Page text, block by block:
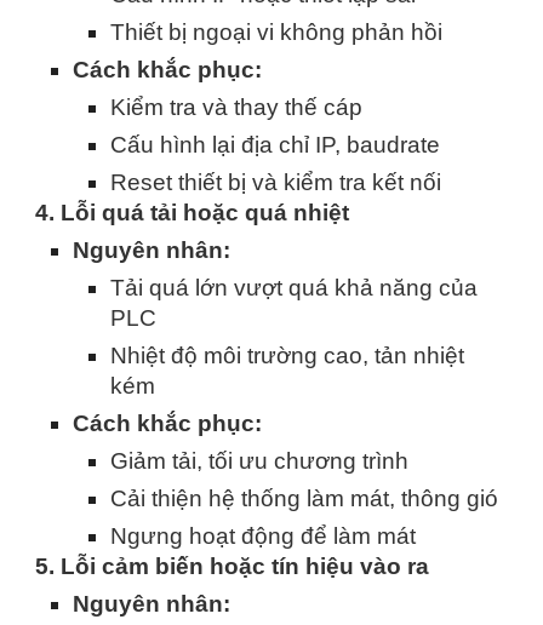
Thiết bị ngoại vi không phản hồi
Cách khắc phục:
Kiểm tra và thay thế cáp
Cấu hình lại địa chỉ IP, baudrate
Reset thiết bị và kiểm tra kết nối
4. Lỗi quá tải hoặc quá nhiệt
Nguyên nhân:
Tải quá lớn vượt quá khả năng của
PLC
Nhiệt độ môi trường cao, tản nhiệt
kém
Cách khắc phục:
Giảm tải, tối ưu chương trình
Cải thiện hệ thống làm mát, thông gió
Ngưng hoạt động để làm mát
5. Lỗi cảm biến hoặc tín hiệu vào ra
Nguyên nhân: